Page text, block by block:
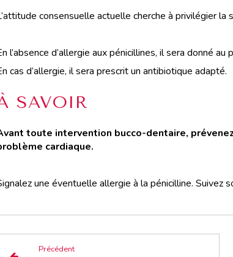
consensuelle actuelle cherche à privilégier la
l’absence d’allergie aux pénicillines, il sera donné
cas d’allergie, il sera prescrit un antibiotique adapté.
SAVOIR
toute intervention bucco-dentaire,
cardiaque.
une éventuelle allergie à la pénicilline. Suivez
Précédent